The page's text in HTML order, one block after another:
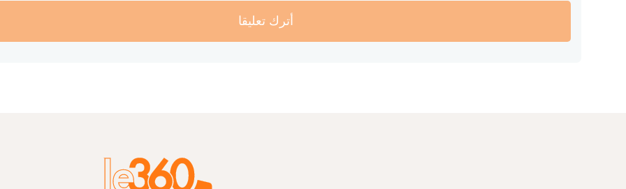
أترك تعليقا